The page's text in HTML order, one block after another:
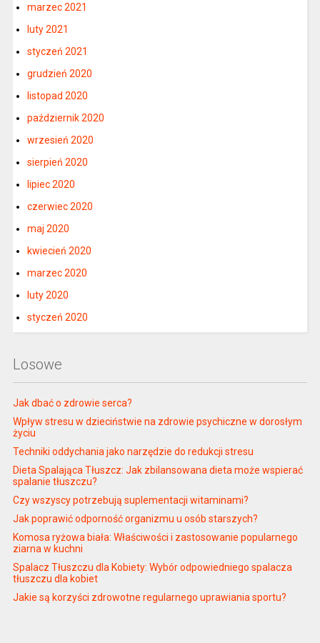
marzec 2021
luty 2021
styczeń 2021
grudzień 2020
listopad 2020
październik 2020
wrzesień 2020
sierpień 2020
lipiec 2020
czerwiec 2020
maj 2020
kwiecień 2020
marzec 2020
luty 2020
styczeń 2020
Losowe
Jak dbać o zdrowie serca?
Wpływ stresu w dzieciństwie na zdrowie psychiczne w dorosłym
życiu
Techniki oddychania jako narzędzie do redukcji stresu
Dieta Spalająca Tłuszcz: Jak zbilansowana dieta może wspierać
spalanie tłuszczu?
Czy wszyscy potrzebują suplementacji witaminami?
Jak poprawić odporność organizmu u osób starszych?
Komosa ryżowa biała: Właściwości i zastosowanie popularnego
ziarna w kuchni
Spalacz Tłuszczu dla Kobiety: Wybór odpowiedniego spalacza
tłuszczu dla kobiet
Jakie są korzyści zdrowotne regularnego uprawiania sportu?